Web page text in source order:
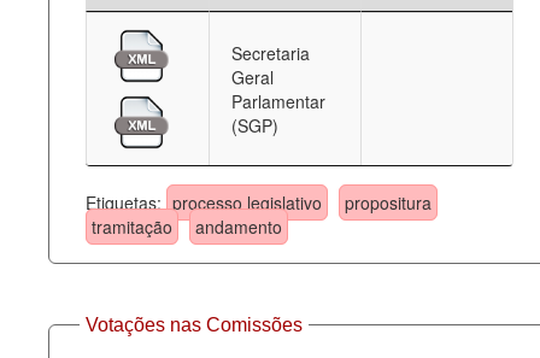
Secretaria
Geral
Parlamentar
(SGP)
Etiquetas: processo legislativo
propositura
tramitação
andamento
Votações nas Comissões